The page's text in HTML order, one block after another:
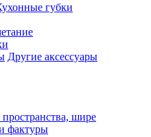
губки
Другие аксессуары